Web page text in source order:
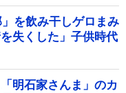
を飲み干しゲロまみ
失くした」子供時代
明石家さんま」のカ